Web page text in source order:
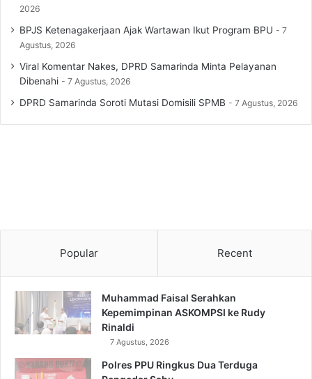
2026
BPJS Ketenagakerjaan Ajak Wartawan Ikut Program BPU
7
Agustus, 2026
Viral Komentar Nakes, DPRD Samarinda Minta Pelayanan
Dibenahi
7 Agustus, 2026
DPRD Samarinda Soroti Mutasi Domisili SPMB 7 Agustus, 2026
Popular Recent
Muhammad Faisal Serahkan
Kepemimpinan ASKOMPSI ke Rudy
Rinaldi
7 Agustus, 2026
Polres PPU Ringkus Dua Terduga